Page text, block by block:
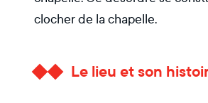
clocher de la chapelle.
Le lieu et son